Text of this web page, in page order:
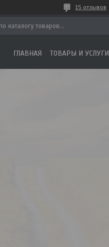
15 отзывов
ГЛАВНАЯ ТОВАРЫ И УСЛУГИ